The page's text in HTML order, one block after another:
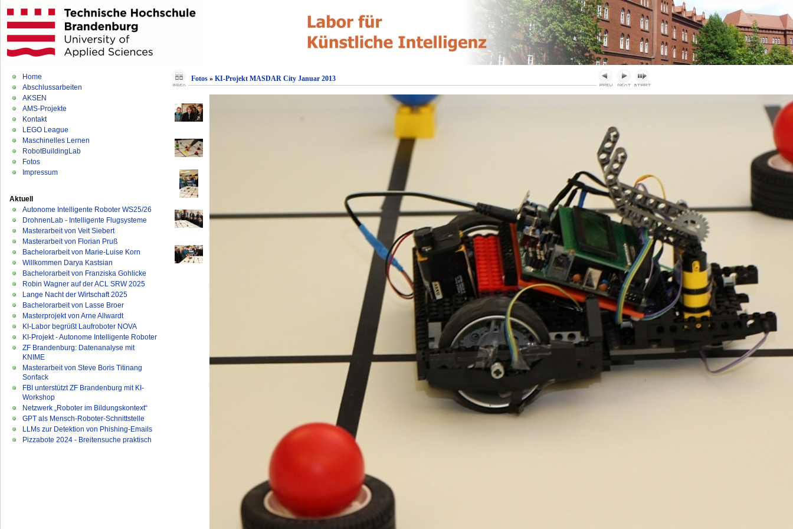
Home
Abschlussarbeiten
AKSEN
AMS-Projekte
Kontakt
LEGO League
Maschinelles Lernen
RobotBuildingLab
Fotos
Impressum
Aktuell
Autonome Intelligente Roboter WS25/26
DrohnenLab - Intelligente Flugsysteme
Masterarbeit von Veit Siebert
Masterarbeit von Florian Pruß
Bachelorarbeit von Marie-Luise Korn
Willkommen Darya Kastsian
Bachelorarbeit von Franziska Gohlicke
Robin Wagner auf der ACL SRW 2025
Lange Nacht der Wirtschaft 2025
Bachelorarbeit von Lasse Broer
Masterprojekt von Arne Allwardt
KI-Labor begrüßt Laufroboter NOVA
KI-Projekt - Autonome Intelligente Roboter
ZF Brandenburg: Datenanalyse mit
KNIME
Masterarbeit von Steve Boris Titinang
Sonfack
FBI unterstützt ZF Brandenburg mit KI-
Workshop
Netzwerk „Roboter im Bildungskontext“
GPT als Mensch-Roboter-Schnittstelle
LLMs zur Detektion von Phishing-Emails
Pizzabote 2024 - Breitensuche praktisch
Fotos »KI-Projekt MASDAR City Januar 2013